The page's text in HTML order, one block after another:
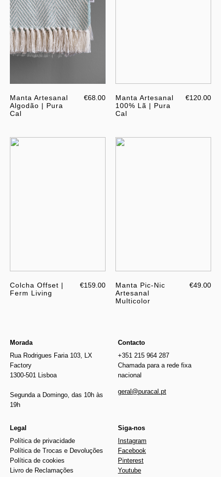
Manta Artesanal
Algodão | Pura
Cal
€68.00
Manta Artesanal
100% Lã | Pura
Cal
€120.00
Colcha Offset |
Ferm Living
€159.00
Manta Pic-Nic
Artesanal
Multicolor
€49.00
Morada
Rua Rodrigues Faria 103, LX
Factory
1300-501 Lisboa
Segunda a Domingo, das 10h às
19h
Contacto
+351 215 964 287
Chamada para a rede fixa
nacional
geral@puracal.pt
Legal
Política de privacidade
Política de Trocas e Devoluções
Política de cookies
Livro de Reclamações
Siga-nos
Instagram
Facebook
Pinterest
Youtube